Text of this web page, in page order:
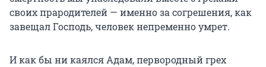
своих прародителей — именно за согрешения, как
завещал Господь, человек непременно умрет.
И как бы ни каялся Адам, первородный грех